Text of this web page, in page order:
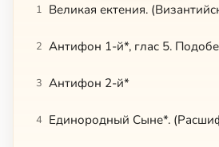
1 Великая ектения.
2 Антифон 1-й*, глас 5.
3 Антифон 2-й*
4